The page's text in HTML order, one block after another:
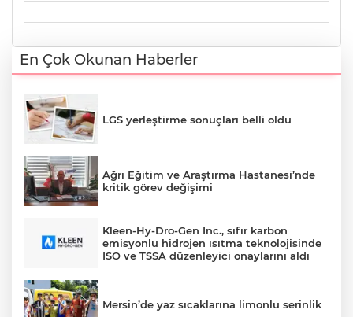
En Çok Okunan Haberler
LGS yerleştirme sonuçları belli oldu
Ağrı Eğitim ve Araştırma Hastanesi’nde
kritik görev değişimi
Kleen-Hy-Dro-Gen Inc., sıfır karbon
emisyonlu hidrojen ısıtma teknolojisinde
ISO ve TSSA düzenleyici onaylarını aldı
Mersin’de yaz sıcaklarına limonlu serinlik